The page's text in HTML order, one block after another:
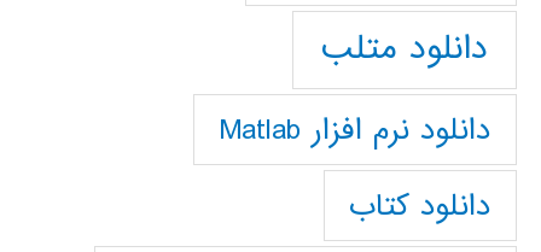
دانلود متلب
دانلود نرم افزار Matlab
دانلود کتاب